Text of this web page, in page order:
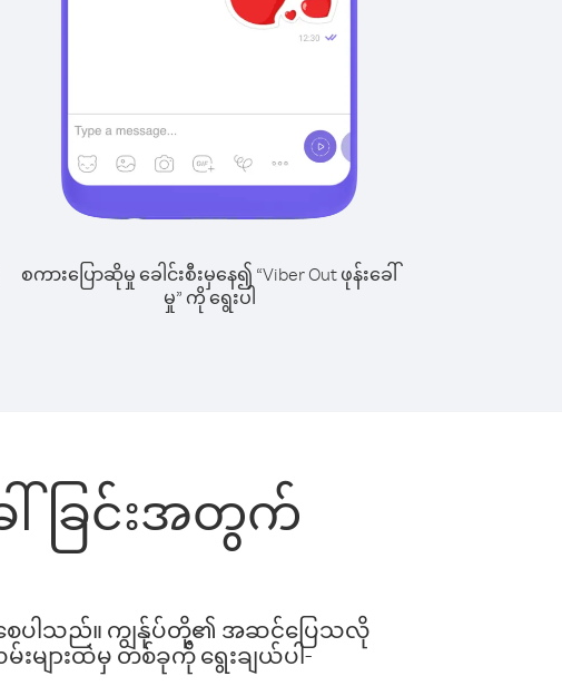
စကားပြောဆိုမှု ခေါင်းစီးမှနေ၍ “Viber Out ဖုန်းခေါ်
မှု” ကို ရွေးပါ
ါ်ခြင်းအတွက်
င်စေပါသည်။ ကျွန်ုပ်တို့၏ အဆင်ပြေသလို
များထဲမှ တစ်ခုကို ရွေးချယ်ပါ-